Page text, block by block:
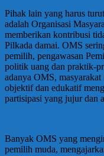
Pihak lain yang harus
adalah Organisasi
memberikan kontribusi
Pilkada damai. OMS
pemilih, pengawasan
politik uang dan praktik-
adanya OMS,
objektif dan edukatif
partisipasi yang jujur dan
Banyak OMS yang
pemilih muda,